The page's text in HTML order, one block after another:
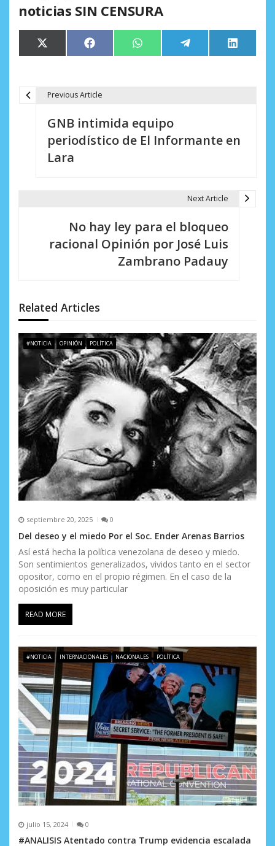
noticias SIN CENSURA
Compartir
en
X
(Twitter)
Compartir
en
Facebook Compartir
en
WhatsApp Compartir
en
Telegram
en
LinkedIn
n
d
e
n
t
r
a
d
a
s
Previous Article
GNB intimida equipo
periodístico de El Informante en
Lara
Next Article
No hay ley para el bloqueo
racional Opinión por José Luis
Zambrano Padauy
Related Articles
#NOTICIA OPINIÓN POLÍTICA
septiembre 20, 2025 0
Del deseo y el miedo Por el Soc. Ender Arenas Barrios
Así está hecha la política venezolana de deseo y miedo.
Son sentimientos generalizados, vividos tanto en el sector
opositor, como en el propio régimen. En el caso de la
oposición es muy particular
READ MORE
#NOTICIA INTERNACIONALES NACIONALES POLÍTICA
julio 15, 2024 0
#ANALISIS Atentado contra Trump evidencia escalada